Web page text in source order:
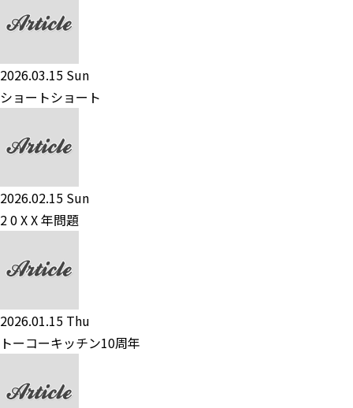
2026.03.15 Sun
ショートショート
2026.02.15 Sun
2 0 X X 年問題
2026.01.15 Thu
トーコーキッチン10周年